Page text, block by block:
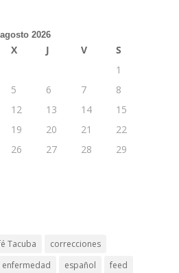
agosto 2026
X J V
S
1
5 6 7
8
12 13 14
15
19 20 21
22
26 27 28
29
Tacuba
correcciones
enfermedad español
feed